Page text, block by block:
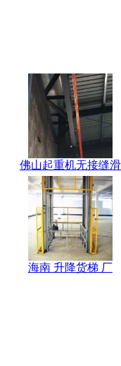
佛山起重机无接缝滑
海南 升降货梯 厂